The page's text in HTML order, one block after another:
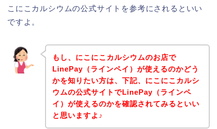
こにこカルシウムの公式サイトを参考にされるといい
ですよ。
もし、にこにこカルシウムのお店で
LinePay（ラインペイ）が使えるのかどう
かを知りたい方は、下記、にこにこカルシ
ウムの公式サイトでLinePay（ラインペ
イ）が使えるのかを確認されてみるといい
と思いますよ♪